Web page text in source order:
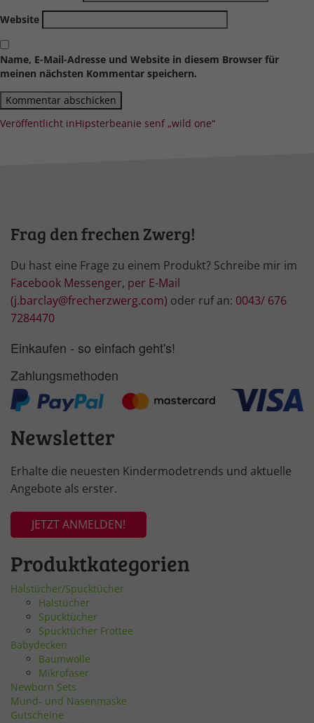
Website
Name, E-Mail-Adresse und Website in diesem Browser für
meinen nächsten Kommentar speichern.
Beitragsnavigation
Veröffentlicht inHipsterbeanie senf „wild one“
Frag den frechen Zwerg!
Du hast eine Frage zu einem Produkt? Schreibe mir im
Facebook Messenger, per E-Mail
(j.barclay@frecherzwerg.com) oder ruf an: 0043/ 676
7284470
Einkaufen - so einfach geht's!
Zahlungsmethoden
Newsletter
Erhalte die neuesten Kindermodetrends und aktuelle
Angebote als erster.
JETZT ANMELDEN!
Produktkategorien
Halstücher/Spucktücher
Halstücher
Spucktücher
Spucktücher Frottee
Babydecken
Baumwolle
Mikrofaser
Newborn Sets
Mund- und Nasenmaske
Gutscheine